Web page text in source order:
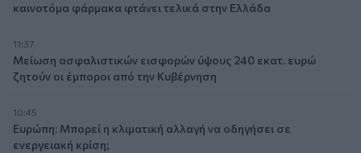
καινοτόμα φάρμακα φτάνει τελικά στην Ελλάδα
11:37
Μείωση ασφαλιστικών εισφορών ύψους 240 εκατ. ευρώ
ζητούν οι έμποροι από την Κυβέρνηση
10:45
Ευρώπη: Μπορεί η κλιματική αλλαγή να οδηγήσει σε
ενεργειακή κρίση;